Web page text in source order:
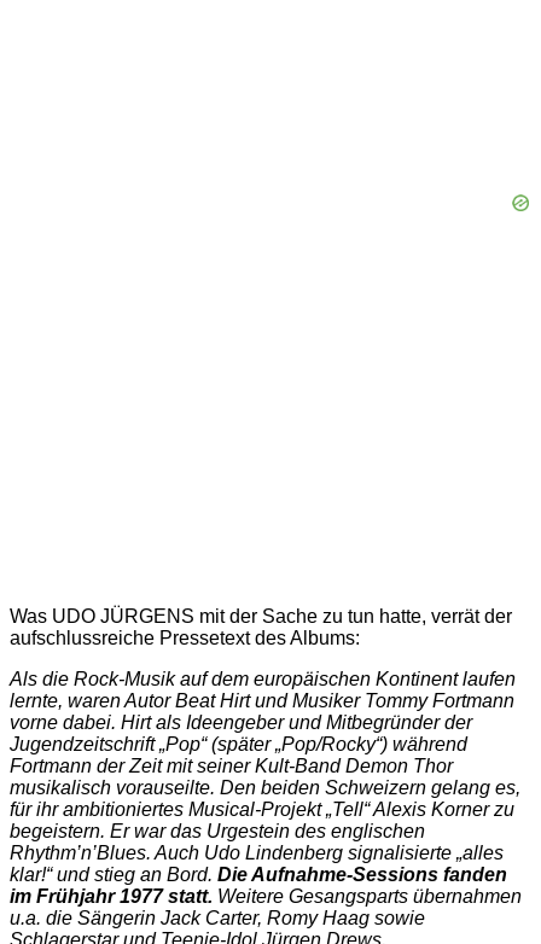
Was UDO JÜRGENS mit der Sache zu tun hatte, verrät der
aufschlussreiche Pressetext des Albums:
Als die Rock-Musik auf dem europäischen Kontinent laufen
lernte, waren Autor Beat Hirt und Musiker Tommy Fortmann
vorne dabei. Hirt als Ideengeber und Mitbegründer der
Jugendzeitschrift „Pop“ (später „Pop/Rocky“) während
Fortmann der Zeit mit seiner Kult-Band Demon Thor
musikalisch vorauseilte. Den beiden Schweizern gelang es,
für ihr ambitioniertes Musical-Projekt „Tell“ Alexis Korner zu
begeistern. Er war das Urgestein des englischen
Rhythm’n’Blues. Auch Udo Lindenberg signalisierte „alles
klar!“ und stieg an Bord. Die Aufnahme-Sessions fanden
im Frühjahr 1977 statt. Weitere Gesangsparts übernahmen
u.a. die Sängerin Jack Carter, Romy Haag sowie
Schlagerstar und Teenie-Idol Jürgen Drews.